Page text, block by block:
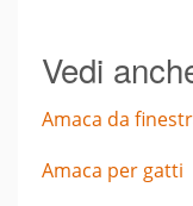
Vedi
Amaca da
Amaca per gatti